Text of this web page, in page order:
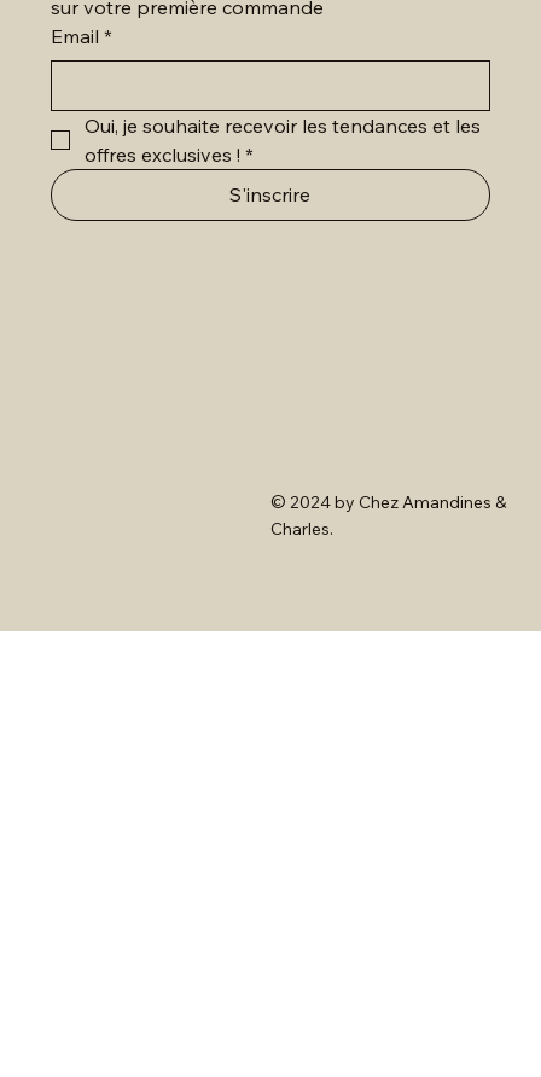
sur votre première commande
Email *
Oui, je souhaite recevoir les tendances et les
offres exclusives ! *
S'inscrire
© 2024 by Chez Amandines &
Charles.